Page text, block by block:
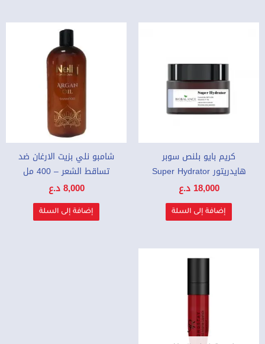
كريم بايو بلنص سوبر
هايدريتور Super Hydrator
18,000 د.ع
إضافة إلى السلة
شامبو نلي بزيت الارغان ضد
تساقط الشعر – 400 مل
8,000د.ع
إضافة إلى السلة